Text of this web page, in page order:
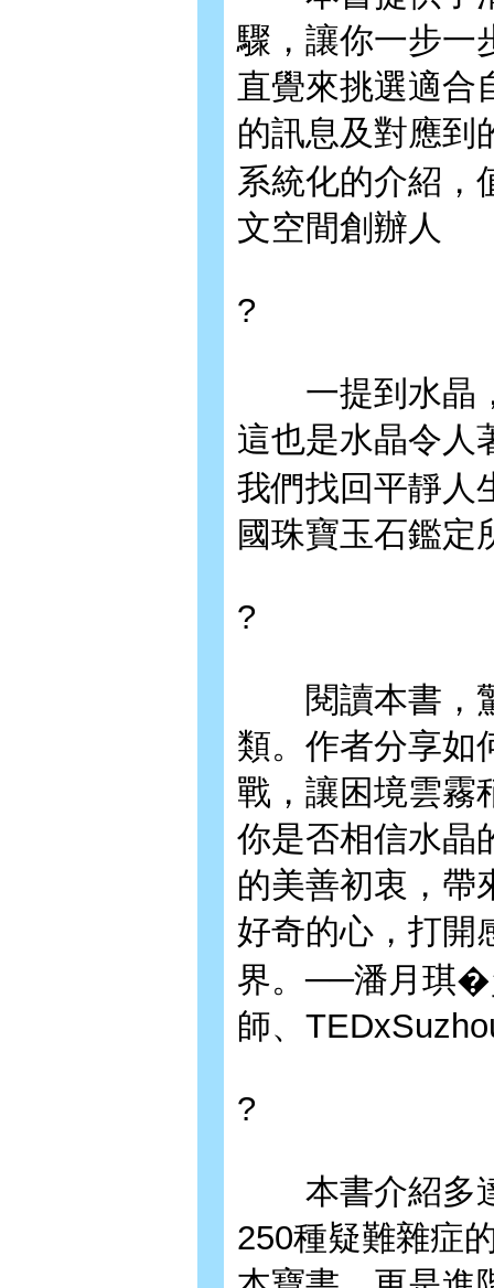
驟，讓你一步一
直覺來挑選適合
的訊息及對應到
系統化的介紹
文空間創辦人
?
一提到水晶，
這也是水晶令人
我們找回平靜
國珠寶玉石鑑定
?
閱讀本書，驚
類。作者分享如
戰，讓困境雲霧
你是否相信水晶
的美善初衷，帶
好奇的心，打開
界。──潘月琪�
師、
?
本書介紹多達
250種疑難雜症